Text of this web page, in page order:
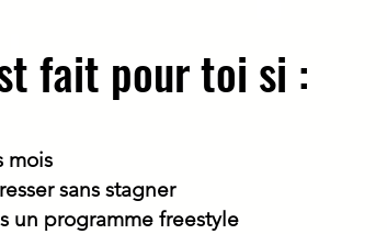
fait pour toi si :
mois
sans stagner
un programme freestyle